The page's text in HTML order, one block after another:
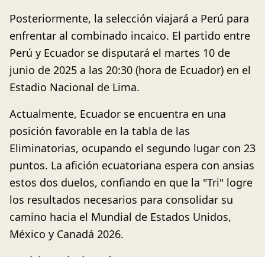
Posteriormente, la selección viajará a Perú para
enfrentar al combinado incaico. El partido entre
Perú y Ecuador se disputará el martes 10 de
junio de 2025 a las 20:30 (hora de Ecuador) en el
Estadio Nacional de Lima.
Actualmente, Ecuador se encuentra en una
posición favorable en la tabla de las
Eliminatorias, ocupando el segundo lugar con 23
puntos. La afición ecuatoriana espera con ansias
estos dos duelos, confiando en que la "Tri" logre
los resultados necesarios para consolidar su
camino hacia el Mundial de Estados Unidos,
México y Canadá 2026.